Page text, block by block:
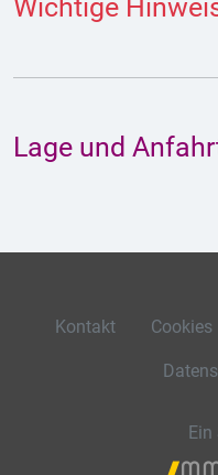
Wichtige
Lage und
Kontakt Cookies
Ein